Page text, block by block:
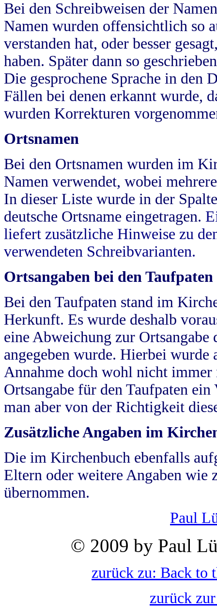
Bei den Schreibweisen der
Namen wurden offensichtlich so
verstanden hat, oder besser
haben. Später dann so
Die gesprochene Sprache in
Fällen bei denen erkannt wurde,
wurden Korrekturen
Ortsnamen
Bei den Ortsnamen wurden im
Namen verwendet, wobei
In dieser Liste wurde in der
deutsche Ortsname eingetragen.
liefert zusätzliche Hinweise zu
verwendeten Schreibvarianten.
Ortsangaben bei den Taufpaten
Bei den Taufpaten stand im
Herkunft. Es wurde deshalb
eine Abweichung zur
angegeben wurde. Hierbei wurde
Annahme doch wohl nicht
Ortsangabe für den Taufpaten
man aber von der Richtigkeit
Zusätzliche Angaben im
Die im Kirchenbuch ebenfalls
Eltern oder weitere Angaben wie
übernommen.
Paul
© 2009 by Paul
zurück zu: Back to
zurück